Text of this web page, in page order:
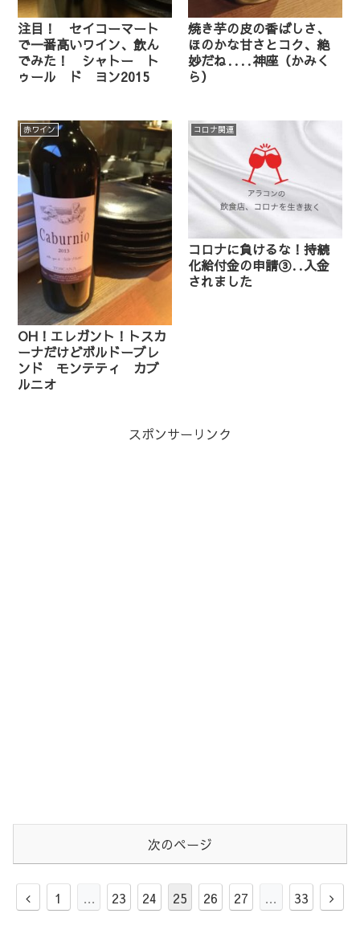
注目！ セイコーマート
で一番高いワイン、飲ん
でみた！ シャトー ト
ゥール ド ヨン2015
焼き芋の皮の香ばしさ、
ほのかな甘さとコク、絶
妙だね‥‥神座（かみく
ら）
赤ワイン
OH！エレガント！トスカ
ーナだけどボルドーブレ
ンド モンテティ カブ
ルニオ
コロナ関連
コロナに負けるな！持続
化給付金の申請③‥入金
されました
スポンサーリンク
次のページ
1 … 23 24 25 26 27 … 33